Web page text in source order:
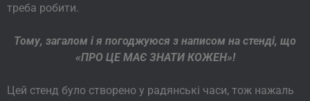
треба робити.
Тому, загалом і я погоджуюся з написом на стенді, що
«ПРО ЦЕ МАЄ ЗНАТИ КОЖЕН»!
Цей стенд було створено у радянські часи, тож нажаль